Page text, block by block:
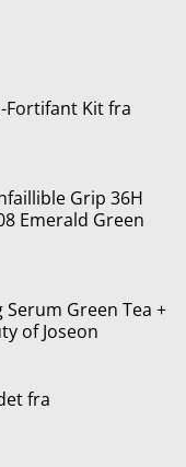
Fortifant Kit fra
Grip 36H
Emerald Green
Serum Green Tea +
of Joseon
kr..
fra